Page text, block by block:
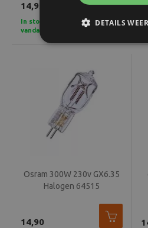
14,95
In stock - Voor 15u besteld,
vandaag verzonden
Osram 300W 230v GX6.35
Halogen 64515
14,90
DETAILS